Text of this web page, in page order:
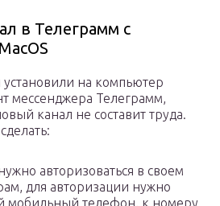
в Телеграмм с
на компьютер
мессенджера Телеграмм,
канал не составит труда.
авторизоваться в своем
для авторизации нужно
мобильный телефон, к номеру